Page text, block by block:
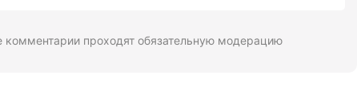
комментарии проходят обязательную модерацию